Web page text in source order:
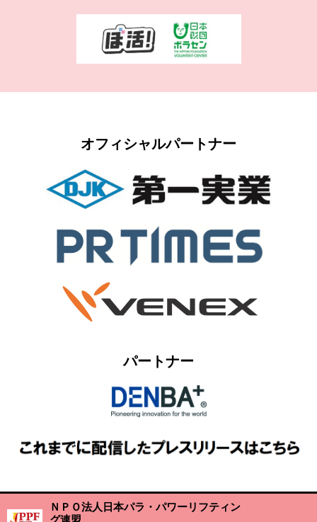
オフィシャルパートナー
パートナー
ＮＰＯ法人日本パラ・パワーリフティン
グ連盟